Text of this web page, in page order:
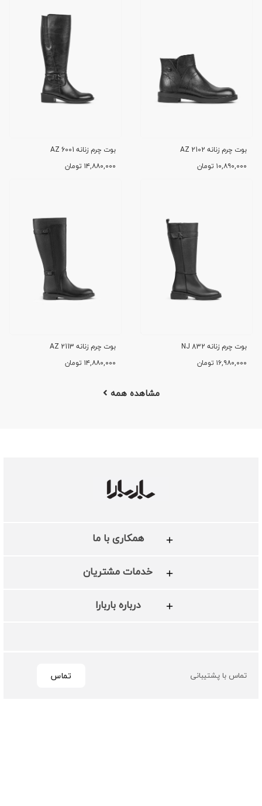
بوت چرم زنانه AZ 2102
۱۰,۸۹۰,۰۰۰ تومان
بوت چرم زنانه AZ 6001
۱۴,۸۸۰,۰۰۰ تومان
بوت چرم زنانه NJ 832
۱۶,۹۸۰,۰۰۰ تومان
بوت چرم زنانه AZ 2113
۱۴,۸۸۰,۰۰۰ تومان
مشاهده همه
همکاری با ما
خدمات مشتریان
درباره باربارا
تماس با پشتیبانی تماس